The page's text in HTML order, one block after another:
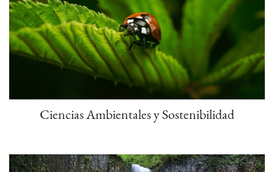
Ciencias Ambientales y Sostenibilidad